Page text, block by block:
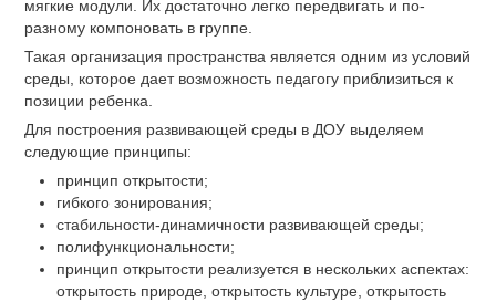
мягкие модули. Их достаточно легко передвигать и по-
разному компоновать в группе.
Такая организация пространства является одним из условий
среды, которое дает возможность педагогу приблизиться к
позиции ребенка.
Для построения развивающей среды в ДОУ выделяем
следующие принципы:
принцип открытости;
гибкого зонирования;
стабильности-динамичности развивающей среды;
полифункциональности;
принцип открытости реализуется в нескольких аспектах:
открытость природе, открытость культуре, открытость